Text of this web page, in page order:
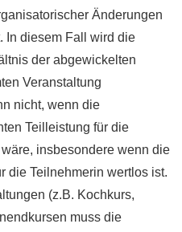
Änderungen
In diesem Fall wird die
der abgewickelten
Veranstaltung
nicht, wenn die
Teilleistung für die
insbesondere wenn die
die Teilnehmerin wertlos ist.
(z.B. Kochkurs,
muss die